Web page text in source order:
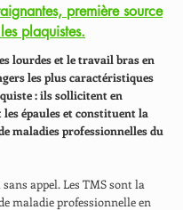
première source
plaquistes.
lourdes et le travail bras en
les plus caractéristiques
: ils sollicitent en
épaules et constituent la
maladies professionnelles du
appel. Les TMS sont la
maladie professionnelle en